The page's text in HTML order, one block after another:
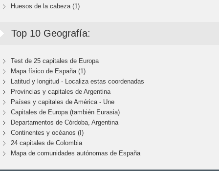
Huesos de la cabeza (1)
Top 10 Geografía:
Test de 25 capitales de Europa
Mapa físico de España (1)
Latitud y longitud - Localiza estas coordenadas
Provincias y capitales de Argentina
Países y capitales de América - Une
Capitales de Europa (también Eurasia)
Departamentos de Córdoba, Argentina
Continentes y océanos (I)
24 capitales de Colombia
Mapa de comunidades autónomas de España